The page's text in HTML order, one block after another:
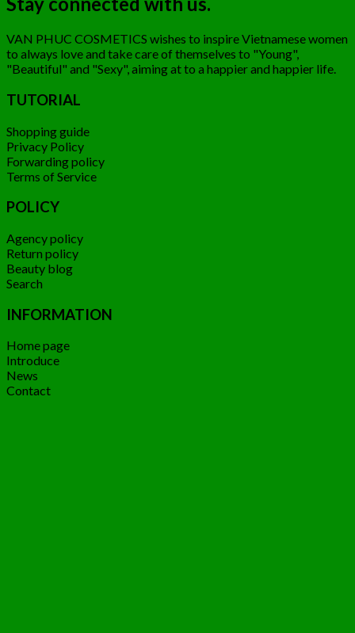
VAN PHUC COSMETICS wishes to inspire Vietnamese women
to always love and take care of themselves to "Young",
"Beautiful" and "Sexy", aiming at to a happier and happier life.
TUTORIAL
Shopping guide
Privacy Policy
Forwarding policy
Terms of Service
POLICY
Agency policy
Return policy
Beauty blog
Search
INFORMATION
Home page
Introduce
News
Contact